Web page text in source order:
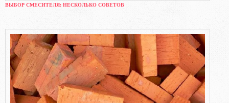
ВЫБОР СМЕСИТЕЛЯ: НЕСКОЛЬКО СОВЕТОВ